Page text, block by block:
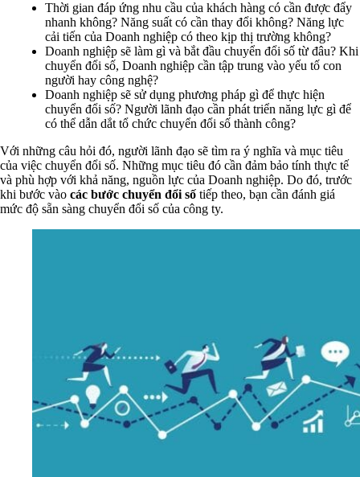
Thời gian đáp ứng nhu cầu của khách hàng có cần được đẩy
nhanh không? Năng suất có cần thay đổi không? Năng lực
cải tiến của Doanh nghiệp có theo kịp thị trường không?
Doanh nghiệp sẽ làm gì và bắt đầu chuyển đổi số từ đâu? Khi
chuyển đổi số, Doanh nghiệp cần tập trung vào yếu tố con
người hay công nghệ?
Doanh nghiệp sẽ sử dụng phương pháp gì để thực hiện
chuyển đổi số? Người lãnh đạo cần phát triển năng lực gì để
có thể dẫn dắt tổ chức chuyển đổi số thành công?
Với những câu hỏi đó, người lãnh đạo sẽ tìm ra ý nghĩa và mục tiêu
của việc chuyển đổi số. Những mục tiêu đó cần đảm bảo tính thực tế
và phù hợp với khả năng, nguồn lực của Doanh nghiệp. Do đó, trước
khi bước vào các bước chuyển đổi số tiếp theo, bạn cần đánh giá
mức độ sẵn sàng chuyển đổi số của công ty.